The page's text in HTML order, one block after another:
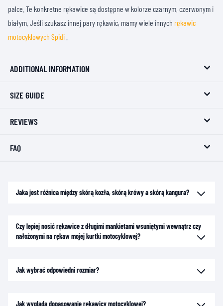
palce. Te konkretne rękawice są dostępne w kolorze czarnym, czerwonym i
białym. Jeśli szukasz innej pary rękawic, mamy wiele innych rękawic
motocyklowych Spidi
ADDITIONAL INFORMATION
SIZE GUIDE
REVIEWS
FAQ
Jaka jest różnica między skórą kozła, skórą krówy a skórą kangura?
Czy lepiej nosić rękawice z długimi mankietami wsuniętymi wewnątrz czy
nałożonymi na rękaw mojej kurtki motocyklowej?
Jak wybrać odpowiedni rozmiar?
Jak wygląda dopasowanie rękawicy motocyklowej?